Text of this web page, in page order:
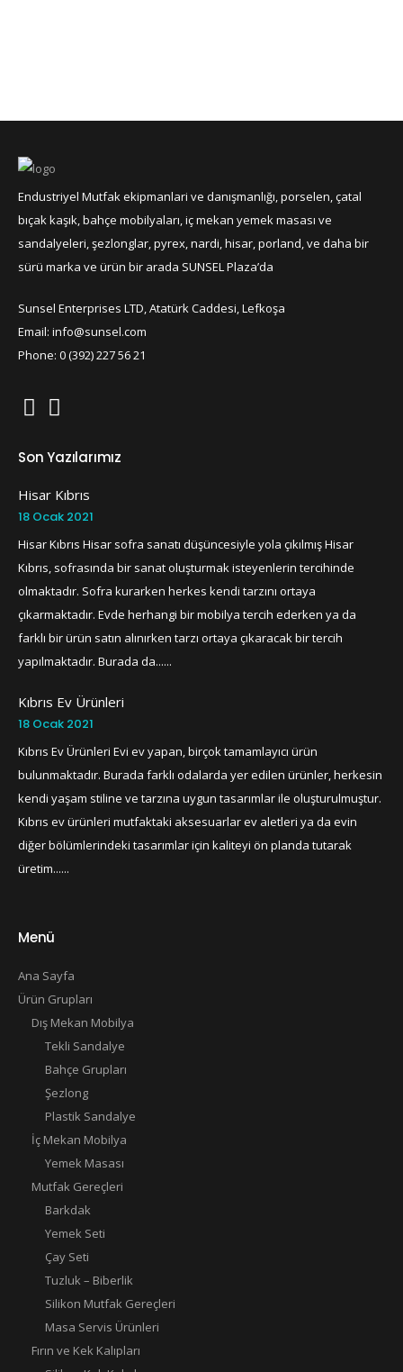
Endustriyel Mutfak ekipmanlari ve danışmanlığı, porselen, çatal
bıçak kaşık, bahçe mobilyaları, iç mekan yemek masası ve
sandalyeleri, şezlonglar, pyrex, nardi, hisar, porland, ve daha bir
sürü marka ve ürün bir arada SUNSEL Plaza’da
Sunsel Enterprises LTD, Atatürk Caddesi, Lefkoşa
Email: info@sunsel.com
Phone: 0 (392) 227 56 21
Son Yazılarımız
Hisar Kıbrıs
18 Ocak 2021
Hisar Kıbrıs Hisar sofra sanatı düşüncesiyle yola çıkılmış Hisar
Kıbrıs, sofrasında bir sanat oluşturmak isteyenlerin tercihinde
olmaktadır. Sofra kurarken herkes kendi tarzını ortaya
çıkarmaktadır. Evde herhangi bir mobilya tercih ederken ya da
farklı bir ürün satın alınırken tarzı ortaya çıkaracak bir tercih
yapılmaktadır. Burada da......
Kıbrıs Ev Ürünleri
18 Ocak 2021
Kıbrıs Ev Ürünleri Evi ev yapan, birçok tamamlayıcı ürün
bulunmaktadır. Burada farklı odalarda yer edilen ürünler, herkesin
kendi yaşam stiline ve tarzına uygun tasarımlar ile oluşturulmuştur.
Kıbrıs ev ürünleri mutfaktaki aksesuarlar ev aletleri ya da evin
diğer bölümlerindeki tasarımlar için kaliteyi ön planda tutarak
üretim......
Menü
Ana Sayfa
Ürün Grupları
Dış Mekan Mobilya
Tekli Sandalye
Bahçe Grupları
Şezlong
Plastik Sandalye
İç Mekan Mobilya
Yemek Masası
Mutfak Gereçleri
Barkdak
Yemek Seti
Çay Seti
Tuzluk – Biberlik
Silikon Mutfak Gereçleri
Masa Servis Ürünleri
Fırın ve Kek Kalıpları